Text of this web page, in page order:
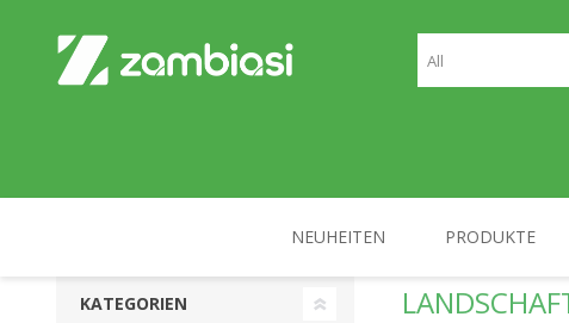
NEUHEITEN PRODUKTE
KATEGORIEN